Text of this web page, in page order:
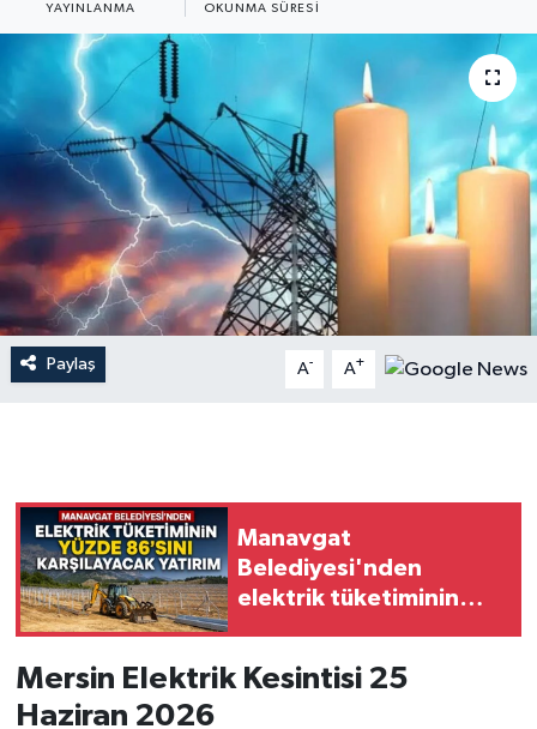
YAYINLANMA OKUNMA SÜRESI
Paylaş A- A+
Manavgat
Belediyesi'nden
elektrik tüketiminin
Mersin Elektrik Kesintisi 25
Haziran 2026